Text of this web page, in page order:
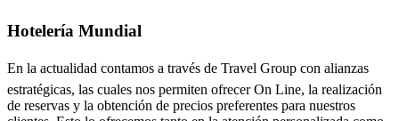
Hotelería Mundial
En la actualidad contamos a través de Travel Group con alianzas
estratégicas, las cuales nos permiten ofrecer On Line, la realización
de reservas y la obtención de precios preferentes para nuestros